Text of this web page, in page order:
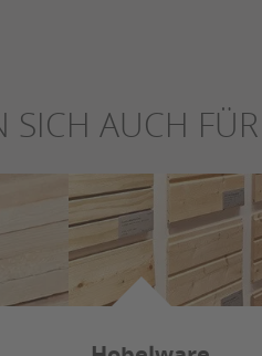
SICH AUCH FÜR